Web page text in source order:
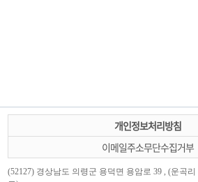
개인정보처리방침
이메일주소무단수집거부
(52127) 경상남도 의령군 용덕면 용암로 39 , (운곡